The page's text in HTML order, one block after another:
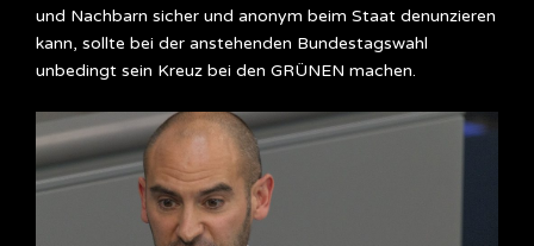
und Nachbarn sicher und anonym beim Staat denunzieren
kann, sollte bei der anstehenden Bundestagswahl
unbedingt sein Kreuz bei den GRÜNEN machen.